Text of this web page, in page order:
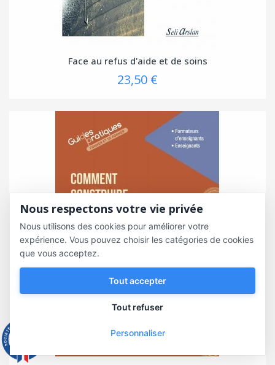
Face au refus d'aide et de soins
23,50 €
Nous respectons votre vie privée
Nous utilisons des cookies pour améliorer votre
expérience. Vous pouvez choisir les catégories de cookies
que vous acceptez.
Tout accepter
Tout refuser
Personnaliser